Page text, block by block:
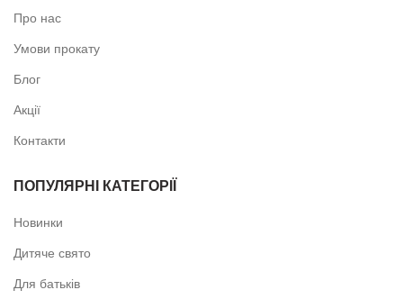
Про нас
Умови прокату
Блог
Акції
Контакти
ПОПУЛЯРНІ КАТЕГОРІЇ
Новинки
Дитяче свято
Для батьків